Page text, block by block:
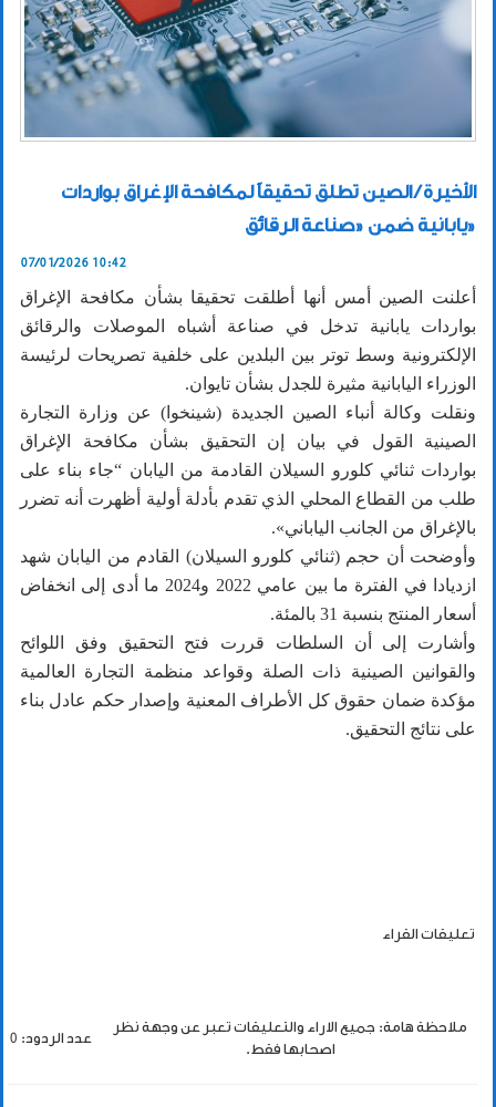
الأخيرة / الصين تطلق تحقيقاً لمكافحة الإغراق بواردات
يابانية ضمن «صناعة الرقائق»
07/01/2026 10:42
أعلنت الصين أمس أنها أطلقت تحقيقا بشأن مكافحة الإغراق
بواردات يابانية تدخل في صناعة أشباه الموصلات والرقائق
الإلكترونية وسط توتر بين البلدين على خلفية تصريحات لرئيسة
الوزراء اليابانية مثيرة للجدل بشأن تايوان.
ونقلت وكالة أنباء الصين الجديدة (شينخوا) عن وزارة التجارة
الصينية القول في بيان إن التحقيق بشأن مكافحة الإغراق
بواردات ثنائي كلورو السيلان القادمة من اليابان “جاء بناء على
طلب من القطاع المحلي الذي تقدم بأدلة أولية أظهرت أنه تضرر
بالإغراق من الجانب الياباني».
وأوضحت أن حجم (ثنائي كلورو السيلان) القادم من اليابان شهد
ازديادا في الفترة ما بين عامي 2022 و2024 ما أدى إلى انخفاض
أسعار المنتج بنسبة 31 بالمئة.
وأشارت إلى أن السلطات قررت فتح التحقيق وفق اللوائح
والقوانين الصينية ذات الصلة وقواعد منظمة التجارة العالمية
مؤكدة ضمان حقوق كل الأطراف المعنية وإصدار حكم عادل بناء
على نتائج التحقيق.
تعليقات القراء
ملاحظة هامة: جميع الاراء والتعليقات تعبر عن وجهة نظر
اصحابها فقط.
عدد الردود: 0